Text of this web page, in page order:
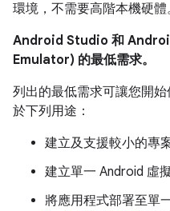
環境，不需要高階本機硬體
Android Studio 和
Emulator) 的最低需求。
列出的最低需求可讓您開
於下列用途：
建立及支援較小的專
建立單一 Android 虛
將應用程式部署至單